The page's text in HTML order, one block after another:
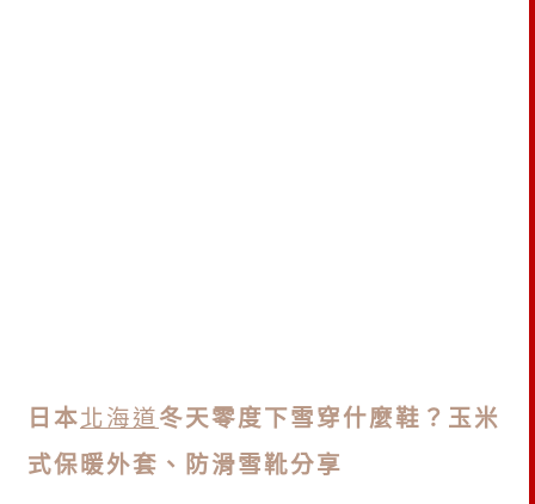
日本北海道冬天零度下雪穿什麼鞋？玉米
式保暖外套、防滑雪靴分享